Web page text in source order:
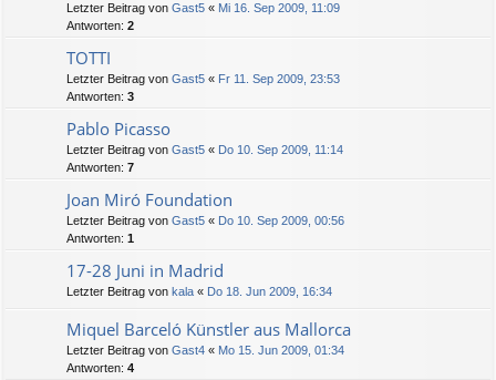
Letzter Beitrag von Gast5 « Mi 16. Sep 2009, 11:09
Antworten: 2
TOTTI
Letzter Beitrag von Gast5 « Fr 11. Sep 2009, 23:53
Antworten: 3
Pablo Picasso
Letzter Beitrag von Gast5 « Do 10. Sep 2009, 11:14
Antworten: 7
Joan Miró Foundation
Letzter Beitrag von Gast5 « Do 10. Sep 2009, 00:56
Antworten: 1
17-28 Juni in Madrid
Letzter Beitrag von kala « Do 18. Jun 2009, 16:34
Miquel Barceló Künstler aus Mallorca
Letzter Beitrag von Gast4 « Mo 15. Jun 2009, 01:34
Antworten: 4